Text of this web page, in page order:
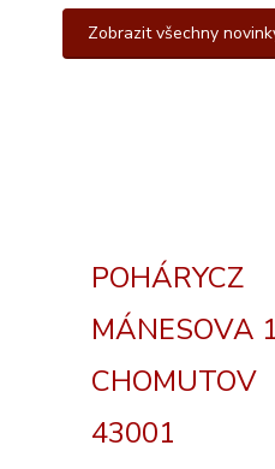
Zobrazit všechny
POHÁRYCZ
MÁNESOVA
CHOMUTOV
43001